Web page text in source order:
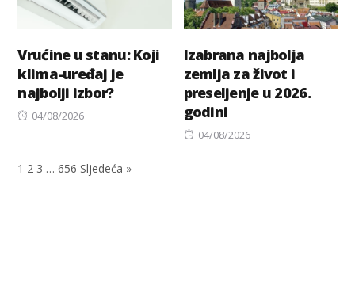
Vrućine u stanu: Koji
klima-uređaj je
najbolji izbor?
Posted
04/08/2026
Izabrana najbolja
zemlja za život i
preseljenje u 2026.
godini
Posted
04/08/2026
1 2 3 … 656 Sljedeća »